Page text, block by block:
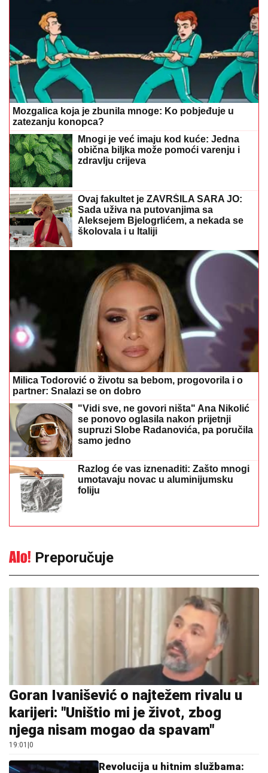
Mozgalica koja je zbunila mnoge: Ko pobjeđuje u
zatezanju konopca?
Mnogi je već imaju kod kuće: Jedna
obična biljka može pomoći varenju i
zdravlju crijeva
Ovaj fakultet je ZAVRŠILA SARA JO:
Sada uživa na putovanjima sa
Aleksejem Bjelogrlićem, a nekada se
školovala i u Italiji
Milica Todorović o životu sa bebom, progovorila i o
partner: Snalazi se on dobro
"Vidi sve, ne govori ništa" Ana Nikolić
se ponovo oglasila nakon prijetnji
supruzi Slobe Radanovića, pa poručila
samo jedno
Razlog će vas iznenaditi: Zašto mnogi
umotavaju novac u aluminijumsku
foliju
Preporučuje
Goran Ivanišević o najtežem rivalu u
karijeri: "Uništio mi je život, zbog
njega nisam mogao da spavam"
19:01 0
Revolucija u hitnim službama: